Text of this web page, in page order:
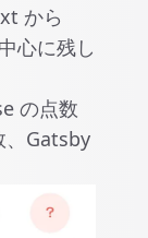
から
心に残し
の点数
、Gatsby